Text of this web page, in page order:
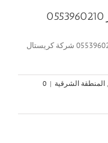
شركة كريستال لتلميع رخام الادراج بالخبر 0553960210 شركة كريستال
المنطقة الشرقية |
0